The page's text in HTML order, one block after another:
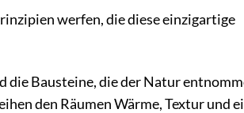
werfen, die diese einzigartige
die Bausteine, die der Natur
den Räumen Wärme, Textur und